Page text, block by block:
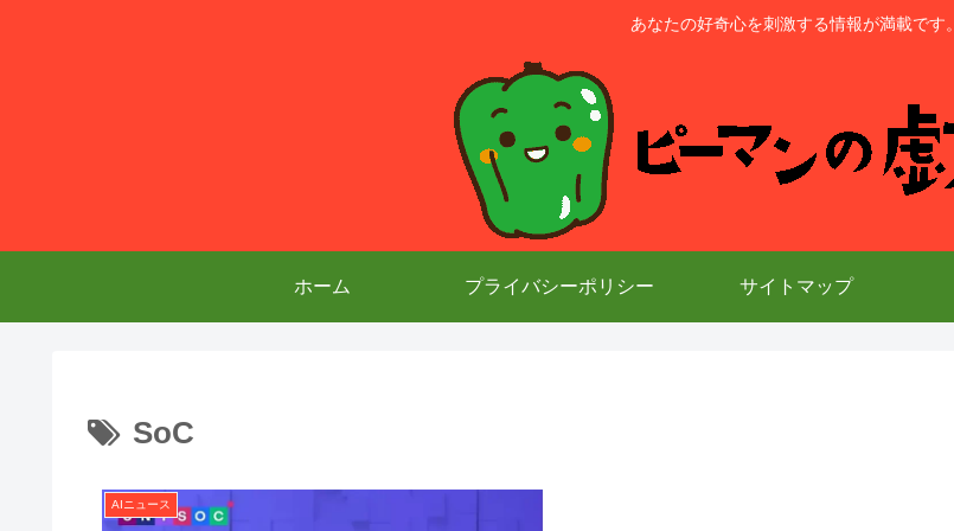
あなたの好奇心を刺激する情報が満載です。
ホーム プライバシーポリシー サイトマップ
SoC
AIニュース